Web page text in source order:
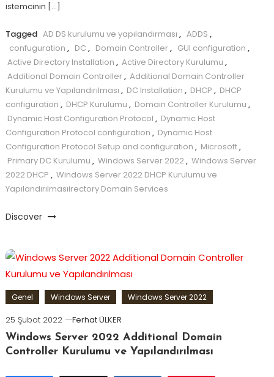
istemcinin […]
Tagged AD DS kurulumu ve yapılandırması , ADDS ,
confuguration , DC , Domain Controller, GUI configuration ,
Active Directory Installation , Active Directory Kurulumu ,
Additional Domain Controller, Additional Domain Controller
Kurulumu ve Yapılandırılması , DC Installation , DHCP , DHCP
configuration , DHCP Kurulumu , Domain Controller Kurulumu ,
Dynamic Host Configuration Protocol , Dynamic Host
Configuration Protocol configuration , Dynamic Host
Configuration Protocol Setup and configuration , Microsoft,
Primary DC Kurulumu , Windows Server 2022, Windows Server
2022 DHCP , Windows Server 2022 DHCP Kurulumu ve
Yapılandırılmasıirectory Domain Services
Discover
Genel Windows Server Windows Server 2022
25 Şubat 2022
Ferhat ÜLKER
Windows Server 2022 Additional Domain
Controller Kurulumu ve Yapılandırılması